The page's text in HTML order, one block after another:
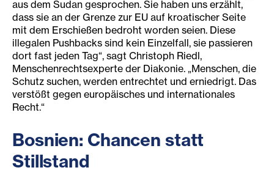
aus dem Sudan gesprochen. Sie haben uns erzählt,
dass sie an der Grenze zur EU auf kroatischer Seite
mit dem Erschießen bedroht worden seien. Diese
illegalen Pushbacks sind kein Einzelfall, sie passieren
dort fast jeden Tag“, sagt Christoph Riedl,
Menschenrechtsexperte der Diakonie. „Menschen, die
Schutz suchen, werden entrechtet und erniedrigt. Das
verstößt gegen europäisches und internationales
Recht.“
Bosnien: Chancen statt
Stillstand